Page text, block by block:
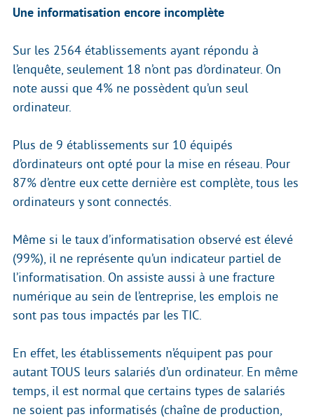
Une informatisation encore incomplète
Sur les 2564 établissements ayant répondu à
l’enquête, seulement 18 n’ont pas d’ordinateur. On
note aussi que 4% ne possèdent qu’un seul
ordinateur.
Plus de 9 établissements sur 10 équipés
d’ordinateurs ont opté pour la mise en réseau. Pour
87% d’entre eux cette dernière est complète, tous les
ordinateurs y sont connectés.
Même si le taux d’informatisation observé est élevé
(99%), il ne représente qu’un indicateur partiel de
l’informatisation. On assiste aussi à une fracture
numérique au sein de l’entreprise, les emplois ne
sont pas tous impactés par les TIC.
En effet, les établissements n’équipent pas pour
autant TOUS leurs salariés d’un ordinateur. En même
temps, il est normal que certains types de salariés
ne soient pas informatisés (chaîne de production,